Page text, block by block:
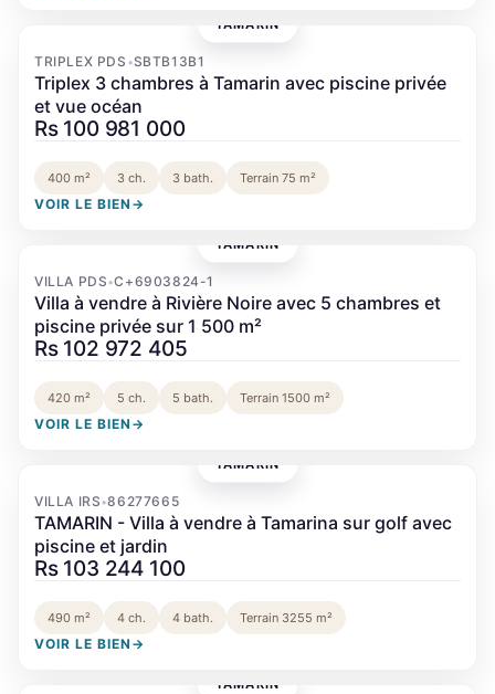
TAMARIN
TRIPLEX PDS •SBTB13B1
Triplex 3 chambres à Tamarin avec piscine privée
et vue océan
Rs 100 981 000
400 m² 3 ch. 3 bath. Terrain 75 m²
VOIR LE BIEN →
TAMARIN
VILLA PDS•C+6903824-1
Villa à vendre à Rivière Noire avec 5 chambres et
piscine privée sur 1 500 m²
Rs 102 972 405
420 m² 5 ch. 5 bath. Terrain 1500 m²
VOIR LE BIEN →
TAMARIN
VILLA IRS•86277665
TAMARIN - Villa à vendre à Tamarina sur golf avec
piscine et jardin
Rs 103 244 100
490 m² 4 ch. 4 bath. Terrain 3255 m²
VOIR LE BIEN →
TAMARIN